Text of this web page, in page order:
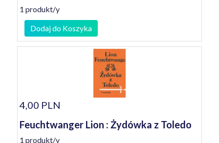
1 produkt/y
Dodaj do Koszyka
4,00 PLN
Feuchtwanger Lion : Żydówka z Toledo
1 produkt/y